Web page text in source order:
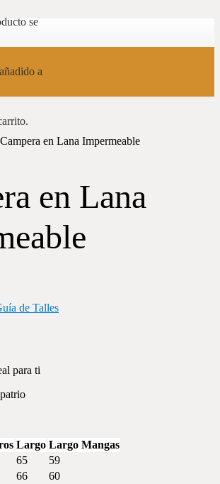
se
a
en Lana Impermeable
en Lana
de Talles
para ti
Largo Largo Mangas
65
59
66
60